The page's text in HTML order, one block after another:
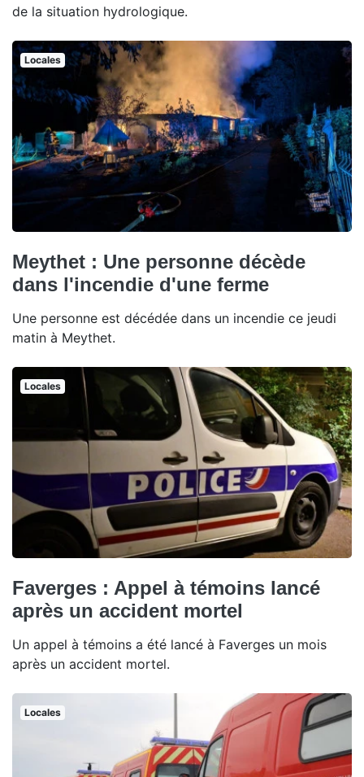
de la situation hydrologique.
Locales
Meythet : Une personne décède
dans l'incendie d'une ferme
Une personne est décédée dans un incendie ce jeudi
matin à Meythet.
Locales
Faverges : Appel à témoins lancé
après un accident mortel
Un appel à témoins a été lancé à Faverges un mois
après un accident mortel.
Locales